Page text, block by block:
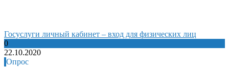
Госуслуги личный кабинет – вход для физических лиц
0
22.10.2020
Опрос